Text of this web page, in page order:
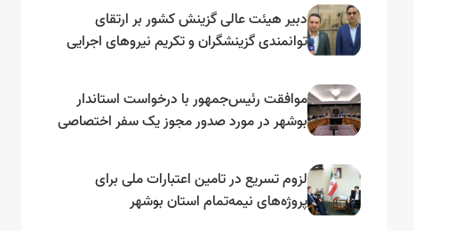
دبیر هیئت عالی گزینش کشور بر ارتقای
توانمندی گزینشگران و تکریم نیروهای اجرایی
موافقت رئیس‌جمهور با درخواست استاندار
بوشهر در مورد صدور مجوز یک سفر اختصاصی
لزوم تسریع در تامین اعتبارات ملی برای
پروژه‌های نیمه‌تمام استان بوشهر